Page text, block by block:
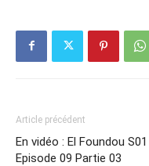
Article précédent
En vidéo : El Foundou S01
Episode 09 Partie 03